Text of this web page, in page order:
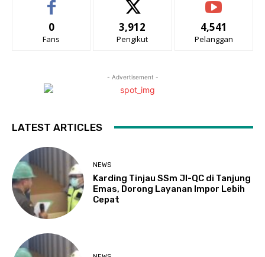
0
Fans
3,912
Pengikut
4,541
Pelanggan
- Advertisement -
LATEST ARTICLES
NEWS
Karding Tinjau SSm JI-QC di Tanjung
Emas, Dorong Layanan Impor Lebih
Cepat